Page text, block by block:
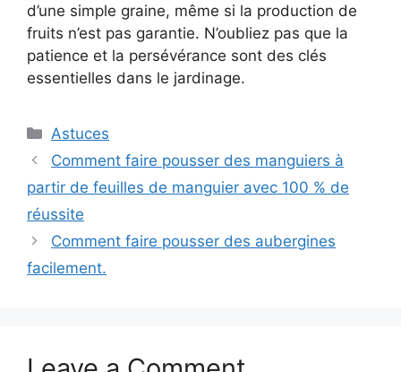
d’une simple graine, même si la production de
fruits n’est pas garantie. N’oubliez pas que la
patience et la persévérance sont des clés
essentielles dans le jardinage.
Categories
Astuces
Comment faire pousser des manguiers à
partir de feuilles de manguier avec 100 % de
réussite
Comment faire pousser des aubergines
facilement.